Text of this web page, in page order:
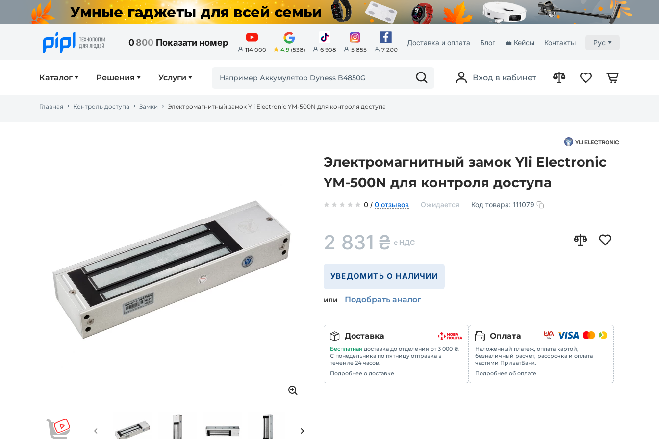
0800 Показати номер
114 000 4.9 (538) 6 908 5 855 7 200
Доставка и оплата Блог 💼 Кейсы Контакты Рус
Каталог Решения Услуги Вход в кабинет
Главная Контроль доступа Замки Электромагнитный замок Yli Electroniс YM-500N для контроля доступа
Электромагнитный замок Yli Electroniс
YM-500N для контроля доступа
0 / 0 отзывов Ожидается Код товара: 111079
2 831 ₴ с НДС
УВЕДОМИТЬ О НАЛИЧИИ
или Подобрать аналог
Доставка
Бесплатная доставка до отделения от 3 000 ₴.
С понедельника по пятницу отправка в
течение 24 часов.
Подробнее о доставке
Оплата
Наложенный платеж, оплата картой,
безналичный расчет, рассрочка и оплата
частями ПриватБанк.
Подробнее об оплате